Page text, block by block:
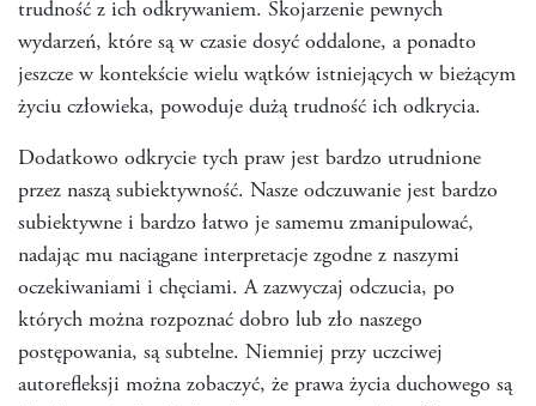
trudność z ich odkrywaniem. Skojarzenie pewnych
wydarzeń, które są w czasie dosyć oddalone, a ponadto
jeszcze w kontekście wielu wątków istniejących w bieżącym
życiu człowieka, powoduje dużą trudność ich odkrycia.
Dodatkowo odkrycie tych praw jest bardzo utrudnione
przez naszą subiektywność. Nasze odczuwanie jest bardzo
subiektywne i bardzo łatwo je samemu zmanipulować,
nadając mu naciągane interpretacje zgodne z naszymi
oczekiwaniami i chęciami. A zazwyczaj odczucia, po
których można rozpoznać dobro lub zło naszego
postępowania, są subtelne. Niemniej przy uczciwej
autorefleksji można zobaczyć, że prawa życia duchowego są